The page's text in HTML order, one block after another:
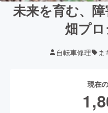
未来を育む、
畑プ
自転車修理
現在